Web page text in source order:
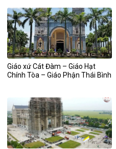
Giáo xứ Cát Đàm – Giáo Hạt
Chính Tòa – Giáo Phận Thái Bình